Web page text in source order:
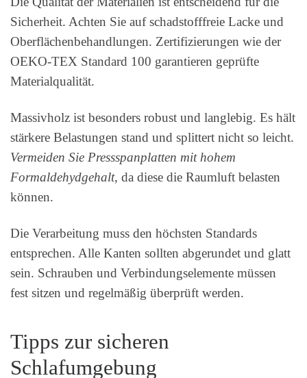
Sicherheit. Achten Sie auf schadstofffreie Lacke und
Oberflächenbehandlungen. Zertifizierungen wie der
OEKO-TEX Standard 100 garantieren geprüfte
Materialqualität.
Massivholz ist besonders robust und langlebig. Es hält
stärkere Belastungen stand und splittert nicht so leicht.
Vermeiden Sie Pressspanplatten mit hohem
Formaldehydgehalt, da diese die Raumluft belasten
können.
Die Verarbeitung muss den höchsten Standards
entsprechen. Alle Kanten sollten abgerundet und glatt
sein. Schrauben und Verbindungselemente müssen
fest sitzen und regelmäßig überprüft werden.
Tipps zur sicheren
Schlafumgebung